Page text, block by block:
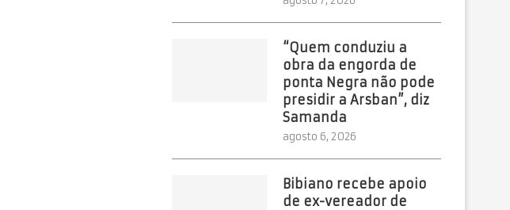
“Quem conduziu a
obra da engorda de
ponta Negra não pode
presidir a Arsban”, diz
Samanda
agosto 6, 2026
Bibiano recebe apoio
de ex-vereador de